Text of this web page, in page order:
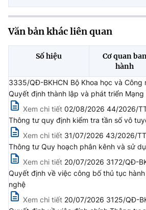
(Ghi rõ nguồn "https://mst.gov.vn" khi
website này)
Văn bản khác liên quan
Số hiệu
Cơ quan
hành
3335/QĐ-BKHCN Bộ Khoa học và Công
Quyết định thành lập và phát triển
Xem chi tiết 02/08/2026 44/2026/
Thông tư quy định kiểm tra tần số vô
Xem chi tiết 31/07/2026 43/2026/
Thông tư Quy hoạch phân kênh và sử
Xem chi tiết 20/07/2026 3172/QĐ-
Quyết định về việc công bố thủ tục
nghệ
Xem chi tiết 20/07/2026 3125/QĐ-